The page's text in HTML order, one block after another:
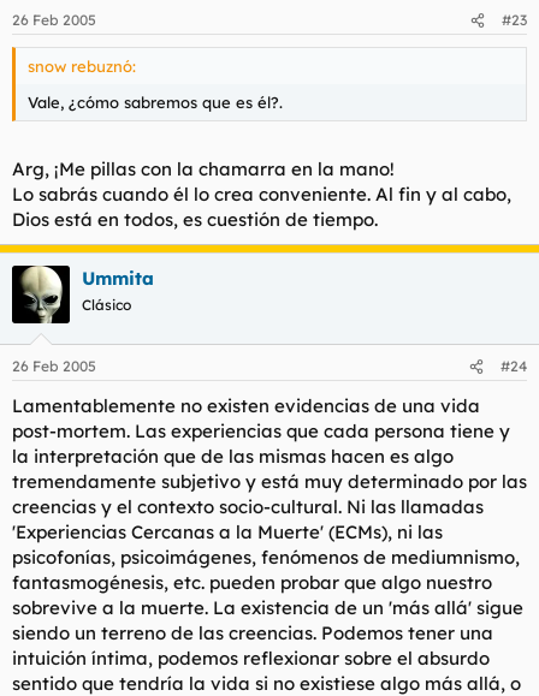
26 Feb 2005 #23
snow rebuznó:
Vale, ¿cómo sabremos que es él?.
Arg, ¡Me pillas con la chamarra en la mano!
Lo sabrás cuando él lo crea conveniente. Al fin y al cabo,
Dios está en todos, es cuestión de tiempo.
Ummita
Clásico
26 Feb 2005 #24
Lamentablemente no existen evidencias de una vida
post-mortem. Las experiencias que cada persona tiene y
la interpretación que de las mismas hacen es algo
tremendamente subjetivo y está muy determinado por las
creencias y el contexto socio-cultural. Ni las llamadas
'Experiencias Cercanas a la Muerte' (ECMs), ni las
psicofonías, psicoimágenes, fenómenos de mediumnismo,
fantasmogénesis, etc. pueden probar que algo nuestro
sobrevive a la muerte. La existencia de un 'más allá' sigue
siendo un terreno de las creencias. Podemos tener una
intuición íntima, podemos reflexionar sobre el absurdo
sentido que tendría la vida si no existiese algo más allá, o